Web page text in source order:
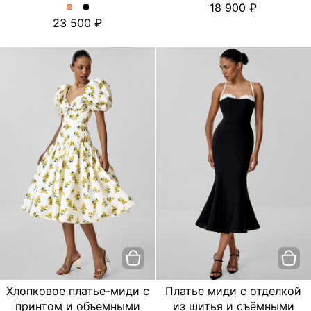
Платье
миди
отделкой
из
шитья
и
съёмными
бретелями.
Цвет
Персиковый
Платье
миди
отделкой
из
шитья
и
съёмными
бретелями.
Цвет
Черный
23 500
платье
принтом.
Цвет
пудровый
платье
принтом.
Цвет
Черный
18 900
Хлопковое платье-миди с
принтом и объемными
Платье миди с отделкой
из шитья и съёмными